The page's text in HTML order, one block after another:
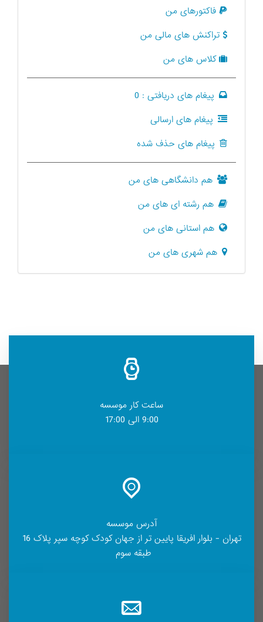
فاکتورهای من
تراکنش های مالی من
کلاس های من
پیغام های دریافتی : 0
پیغام های ارسالی
پیغام های حذف شده
هم دانشگاهی های من
هم رشته ای های من
هم استانی های من
هم شهری های من
ساعت کار موسسه
9:00 الی 17:00
آدرس موسسه
تهران - بلوار افریقا پایین تر از جهان کودک کوچه سپر پلاک 16
طبقه سوم